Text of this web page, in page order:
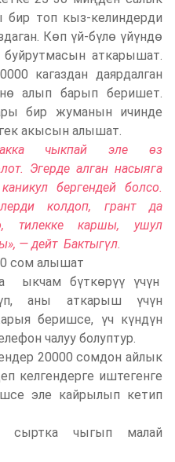
топ кыз-келиндерди
Көп үй-бүлө үйүндө
буйрутмасын аткарышат.
кагаздан даярдалган
алып барып беришет.
бир жуманын ичинде
акысын алышат.
чыкпай эле өз
Эгерде алган насыяга
бергендей болсо.
колдоп, грант да
тилекке каршы, ушул
— дейт Бактыгүл.
сом алышат
ыкчам бүткөрүү үчүн
аны аткарыш үчүн
беришсе, үч күндүн
чалуу болуптур.
20000 сомдон айлык
келгендерге иштегенге
эле кайрылып кетип
сыртка чыгып малай